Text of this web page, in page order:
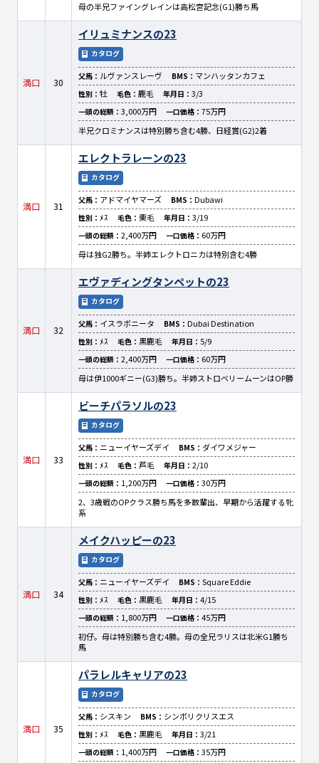
母の半兄ファイングレインは高松宮記念(G1)勝ち馬
満口 30
イリュミナンスの23
カタログ
父馬： ルヴァンスレーヴ BMS： マンハッタンカフェ
性別： 牡 毛色： 鹿毛 年月日： 3/3
一頭の総額： 3,000万円 一口価格： 75万円
半兄クロミナンスは特別勝ち含む4勝、日経賞(G2)2着
満口 31
エレクトラレーンの23
カタログ
父馬： アドマイヤマーズ BMS： Dubawi
性別： ﾒｽ 毛色： 栗毛 年月日： 3/19
一頭の総額： 2,400万円 一口価格： 60万円
母は独G2勝ち。半姉エレクトロニカは特別含む4勝
満口 32
エヴァディングタンペットの23
カタログ
父馬： イスラボニータ BMS： Dubai Destination
性別： ﾒｽ 毛色： 黒鹿毛 年月日： 5/9
一頭の総額： 2,400万円 一口価格： 60万円
母は伊1000ギニー(G3)勝ち。半姉ストロベリームーンはOP勝
満口 33
ビーチパラソルの23
カタログ
父馬： ニューイヤーズデイ BMS： ダイワメジャー
性別： ﾒｽ 毛色： 芦毛 年月日： 2/10
一頭の総額： 1,200万円 一口価格： 30万円
2、3歳戦のOPクラス勝ち馬を多数輩出、早期から活躍する牝
系
満口 34
メイクハッピーの23
カタログ
父馬： ニューイヤーズデイ BMS： Square Eddie
性別： ﾒｽ 毛色： 黒鹿毛 年月日： 4/15
一頭の総額： 1,800万円 一口価格： 45万円
初仔。母は特別勝ち含む4勝。母の全兄ラリスは北米G1勝ち
馬
満口 35
パラレルキャリアの23
カタログ
父馬： シスキン BMS： シンボリクリスエス
性別： ﾒｽ 毛色： 黒鹿毛 年月日： 3/21
一頭の総額： 1,400万円 一口価格： 35万円